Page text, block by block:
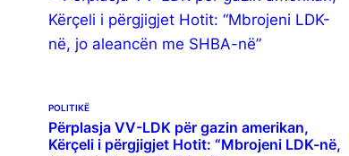
POLITIKË
Përplasja VV-LDK për gazin amerikan,
Kërçeli i përgjigjet Hotit: “Mbrojeni LDK-në,